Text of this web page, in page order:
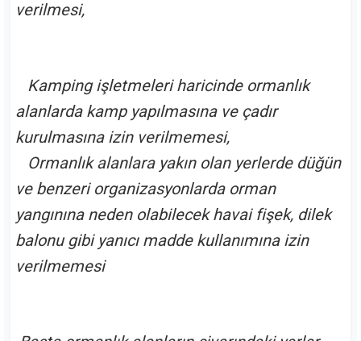
verilmesi,
Kamping işletmeleri haricinde ormanlık
alanlarda kamp yapılmasına ve çadır
kurulmasına izin verilmemesi,
Ormanlık alanlara yakın olan yerlerde düğün
ve benzeri organizasyonlarda orman
yangınına neden olabilecek havai fişek, dilek
balonu gibi yanıcı madde kullanımına izin
verilmemesi